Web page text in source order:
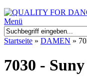
Menü
Startseite » DAMEN »
7030 - Suny